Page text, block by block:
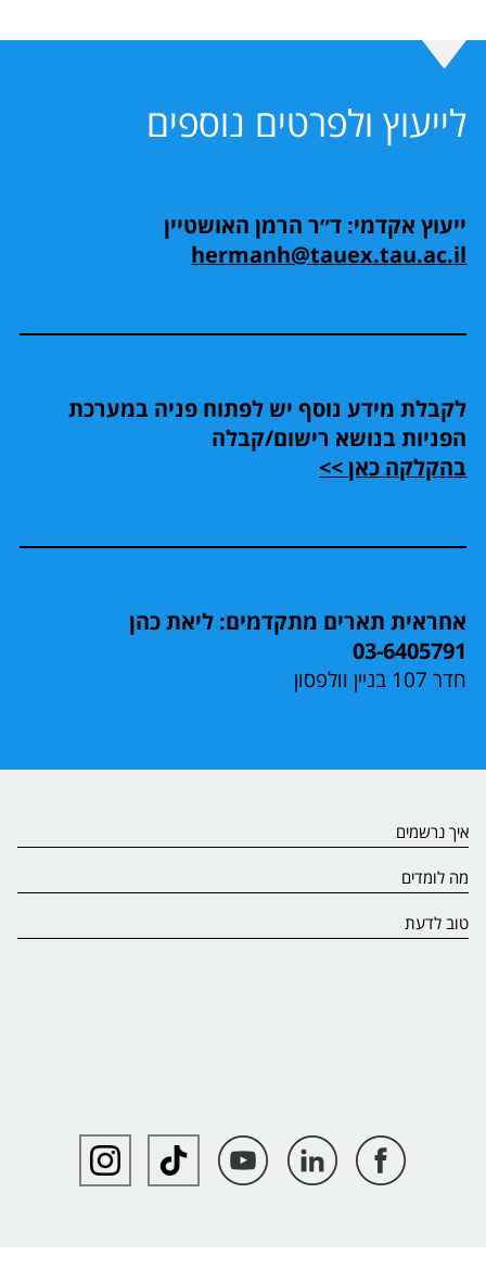
לייעוץ ולפרטים נוספים
ייעוץ אקדמי: ד״ר הרמן האושטיין
hermanh@tauex.tau.ac.il
לקבלת מידע נוסף יש לפתוח פניה במערכת
הפניות בנושא רישום/קבלה
בהקלקה כאן >>
אחראית תארים מתקדמים: ליאת כהן
03-6405791
חדר 107 בניין וולפסון
איך נרשמים
מה לומדים
טוב לדעת